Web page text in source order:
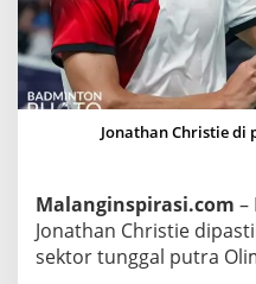
e
B
a
t
a
a
n
d
Jonathan Christie di
Malanginspirasi.com –
Jonathan Christie
sektor tunggal putra